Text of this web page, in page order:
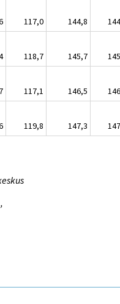
117,0 144,8
118,7 145,7
117,1 146,5
119,8 147,3